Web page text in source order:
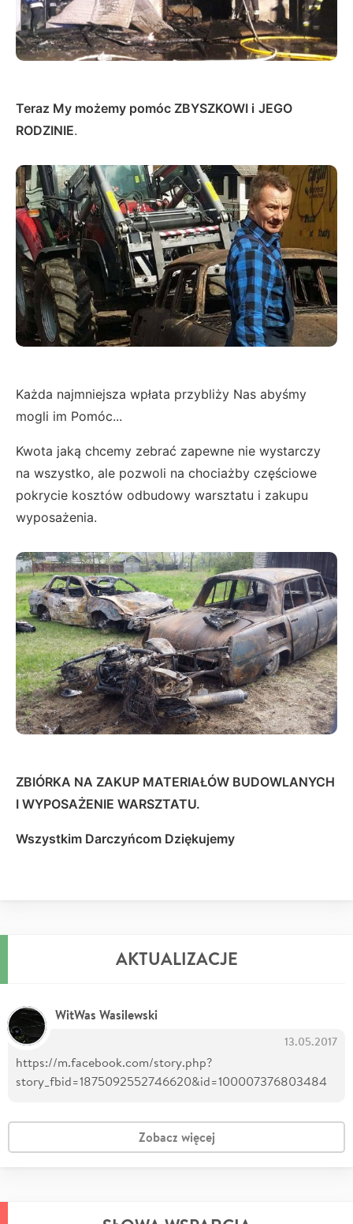
Teraz My możemy pomóc ZBYSZKOWI i JEGO
RODZINIE.
Każda najmniejsza wpłata przybliży Nas abyśmy
mogli im Pomóc...
Kwota jaką chcemy zebrać zapewne nie wystarczy
na wszystko, ale pozwoli na chociażby częściowe
pokrycie kosztów odbudowy warsztatu i zakupu
wyposażenia.
ZBIÓRKA NA ZAKUP MATERIAŁÓW BUDOWLANYCH
I WYPOSAŻENIE WARSZTATU.
Wszystkim Darczyńcom Dziękujemy
AKTUALIZACJE
WitWas Wasilewski
13.05.2017
https://m.facebook.com/story.php?
story_fbid=1875092552746620&id=100007376803484
Zobacz więcej